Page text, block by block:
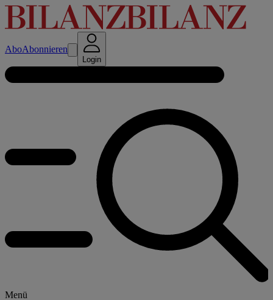
AboAbonnieren
Login
Menü